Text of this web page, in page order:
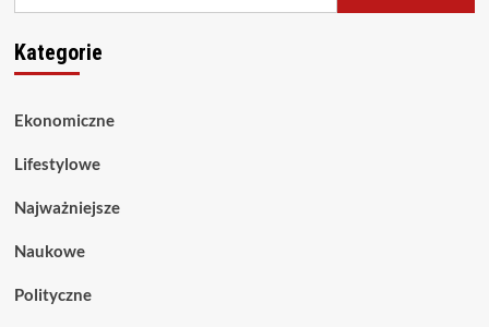
Kategorie
Ekonomiczne
Lifestylowe
Najważniejsze
Naukowe
Polityczne